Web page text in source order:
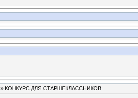
» КОНКУРС ДЛЯ СТАРШЕКЛАССНИКОВ